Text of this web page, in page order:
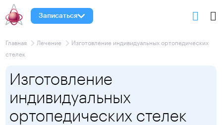
Записаться
Главная Лечение
Изготовление индивидуальных ортопедических
стелек
Изготовление
индивидуальных
ортопедических стелек